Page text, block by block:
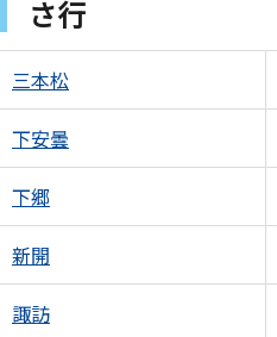
さ行
三本松
下安曇
下郷
新開
諏訪